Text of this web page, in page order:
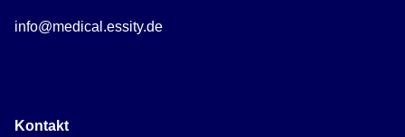
info@medical.essity.de
Kontakt